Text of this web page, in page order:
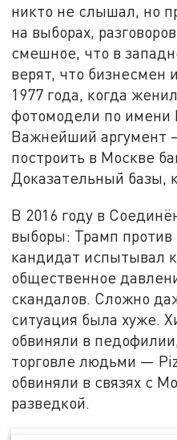
никто не слышал, но
на выборах,
смешное, что в
верят, что бизнесмен
1977 года, когда
фотомодели по имени
Важнейший аргумент
построить в Москве
Доказательный базы,
В 2016 году в
выборы: Трамп
кандидат испытывал
общественное
скандалов. Сложно
ситуация была хуже.
обвиняли в
торговле людьми —
обвиняли в связях с
разведкой.